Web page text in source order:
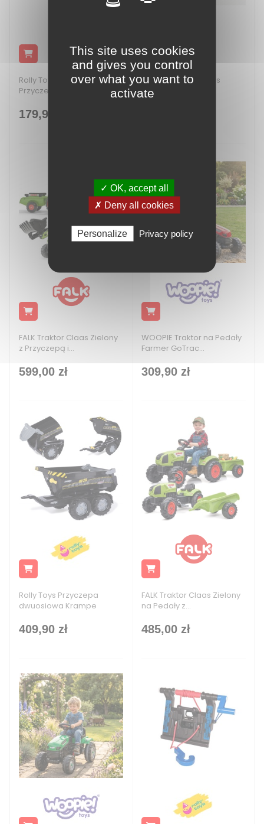
Rolly Toys John Deere
Przyczepka...
179,90 zł
FALK Traktorek Claas
Zielony na Pedały...
FALK Traktor Claas Zielony
z Przyczepą i...
599,00 zł
WOOPIE Traktor na Pedały
Farmer GoTrac...
309,90 zł
Rolly Toys Przyczepa
dwuosiowa Krampe
409,90 zł
FALK Traktor Claas Zielony
na Pedały z...
485,00 zł
This site uses cookies
and gives you control
over what you want to
activate
✓ OK, accept all
✗ Deny all cookies
Personalize Privacy policy